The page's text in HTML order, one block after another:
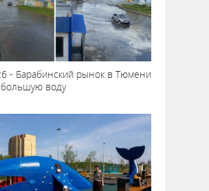
- Барабинский рынок в Тюмени
воду